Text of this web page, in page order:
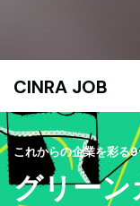
CINRA JOB
これからの企業を彩る
グリー